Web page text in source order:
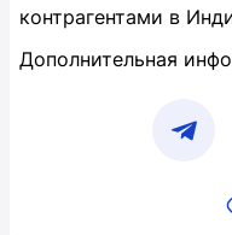
контрагентами в
Дополнительная